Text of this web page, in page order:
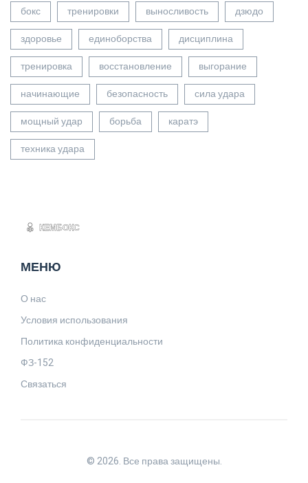
бокс
тренировки выносливость
дзюдо
здоровье
единоборства
дисциплина
тренировка
восстановление
выгорание
начинающие
безопасность
сила удара
мощный удар
борьба
каратэ
техника удара
МЕНЮ
О нас
Условия использования
Политика конфиденциальности
ФЗ-152
Связаться
© 2026. Все права защищены.